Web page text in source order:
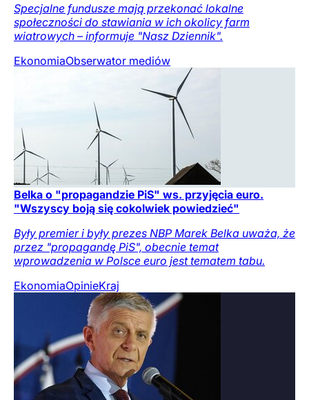
Specjalne fundusze mają przekonać lokalne
społeczności do stawiania w ich okolicy farm
wiatrowych – informuje "Nasz Dziennik".
EkonomiaObserwator mediów
Belka o "propagandzie PiS" ws. przyjęcia euro.
"Wszyscy boją się cokolwiek powiedzieć"
Były premier i były prezes NBP Marek Belka uważa, że
przez "propagandę PiS", obecnie temat
wprowadzenia w Polsce euro jest tematem tabu.
EkonomiaOpinieKraj